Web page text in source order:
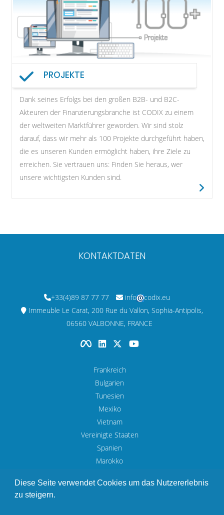
PROJEKTE
Dank seines Erfolgs bei den großen B2B- und B2C-
Akteuren der Finanzierungsbranche ist CODIX zu einem
der weltweiten Marktführer geworden. Wir sind stolz
darauf, dass wir mehr als 100 Projekte durchgeführt haben,
die es unseren Kunden ermöglicht haben, ihre Ziele zu
erreichen. Sie vertrauen uns: Finden Sie heraus, wer
unsere wichtigsten Kunden sind.
KONTAKTDATEN
+33(4)89 87 77 77 info
codix.eu
Immeuble Le Carat, 200 Rue du Vallon, Sophia-Antipolis,
06560 VALBONNE, FRANCE
Frankreich
Bulgarien
Tunesien
Mexiko
Vietnam
Vereinigte Staaten
Spanien
Marokko
Diese Seite verwendet Cookies um das Nutzererlebnis
zu steigern.